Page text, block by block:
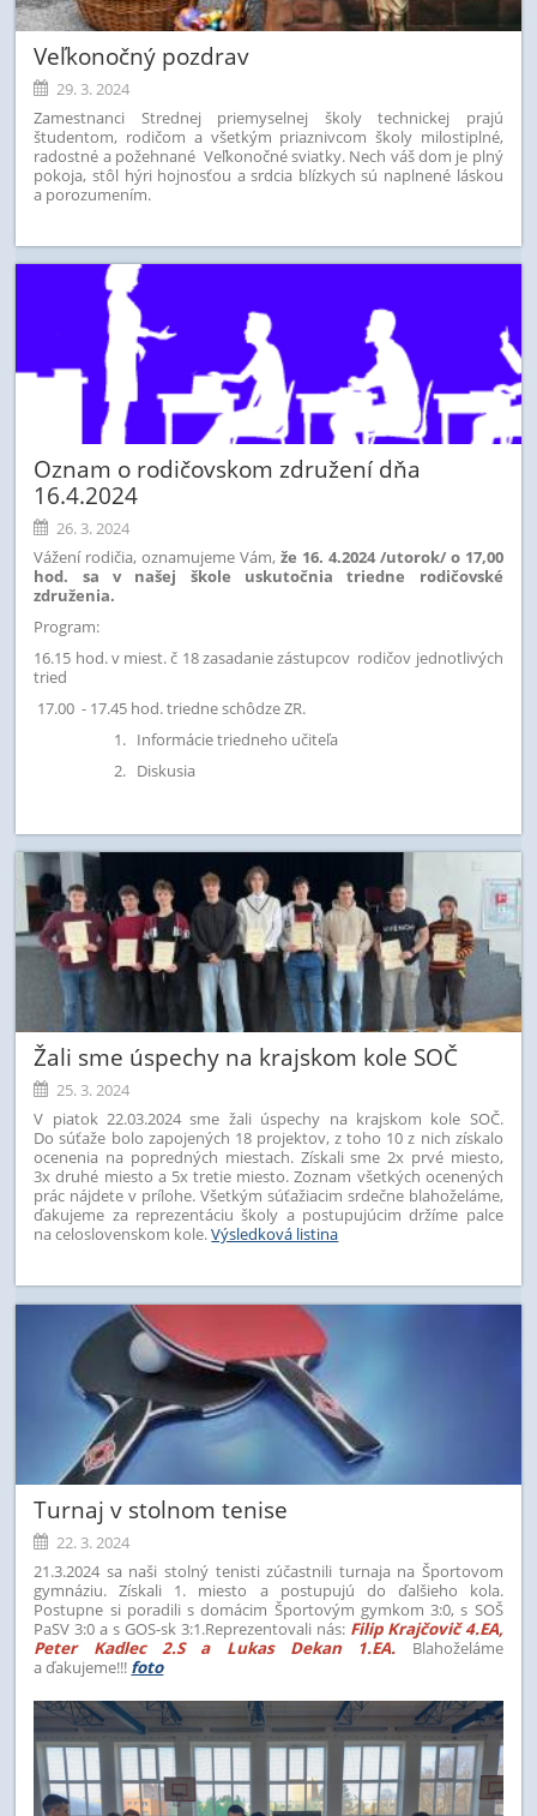
Veľkonočný pozdrav
29. 3. 2024
Zamestnanci Strednej priemyselnej školy technickej prajú
študentom, rodičom a všetkým priaznivcom školy milostiplné,
radostné a požehnané Veľkonočné sviatky. Nech váš dom je plný
pokoja, stôl hýri hojnosťou a srdcia blízkych sú naplnené láskou
a porozumením.
Oznam o rodičovskom združení dňa
16.4.2024
26. 3. 2024
Vážení rodičia, oznamujeme Vám,že 16. 4.2024 /utorok/ o 17,00
hod. sa v našej škole uskutočnia triedne rodičovské
združenia.
Program:
16.15 hod. v miest. č 18 zasadanie zástupcov rodičov jednotlivých
tried
17.00 - 17.45 hod. triedne schôdze ZR.
Informácie triedneho učiteľa
Diskusia
Žali sme úspechy na krajskom kole SOČ
25. 3. 2024
V piatok 22.03.2024 sme žali úspechy na krajskom kole SOČ.
Do súťaže bolo zapojených 18 projektov, z toho 10 z nich získalo
ocenenia na popredných miestach. Získali sme 2x prvé miesto,
3x druhé miesto a 5x tretie miesto. Zoznam všetkých ocenených
prác nájdete v prílohe. Všetkým súťažiacim srdečne blahoželáme,
ďakujeme za reprezentáciu školy a postupujúcim držíme palce
na celoslovenskom kole.Výsledková listina
Turnaj v stolnom tenise
22. 3. 2024
21.3.2024 sa naši stolný tenisti zúčastnili turnaja na Športovom
gymnáziu. Získali 1. miesto a postupujú do ďalšieho kola.
Postupne si poradili s domácim Športovým gymkom 3:0, s SOŠ
PaSV 3:0 a s GOS-sk 3:1.Reprezentovali nás: Filip Krajčovič 4.EA,
Peter Kadlec 2.S a Lukas Dekan 1.EA. Blahoželáme
a ďakujeme!!! foto